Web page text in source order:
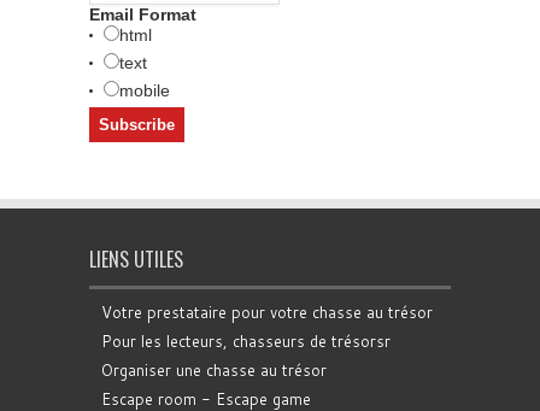
Email Format
html
text
mobile
LIENS UTILES
Votre prestataire pour votre chasse au trésor
Pour les lecteurs, chasseurs de trésorsr
Organiser une chasse au trésor
Escape room - Escape game